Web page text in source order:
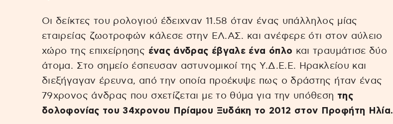
Οι δείκτες του ρολογιού έδειχναν 11.58 όταν ένας υπάλληλος μίας
εταιρείας ζωοτροφών κάλεσε στην ΕΛ.ΑΣ. και ανέφερε ότι στον αύλειο
χώρο της επιχείρησης ένας άνδρας έβγαλε ένα όπλο και τραυμάτισε δύο
άτομα. Στο σημείο έσπευσαν αστυνομικοί της Υ.Δ.Ε.Ε. Ηρακλείου και
διεξήγαγαν έρευνα, από την οποία προέκυψε πως ο δράστης ήταν ένας
79χρονος άνδρας που σχετίζεται με το θύμα για την υπόθεση της
δολοφονίας του 34χρονου Πρίαμου Ξυδάκη το 2012 στον Προφήτη Ηλία.